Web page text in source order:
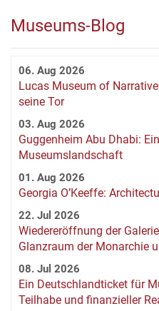
Museums-Blog
06. Aug 2026
Lucas Museum of
seine Tor
03. Aug 2026
Guggenheim Abu Dhabi:
Museumslandschaft
01. Aug 2026
Georgia O’Keeffe:
22. Jul 2026
Wiedereröffnung der
Glanzraum der Monarchie
08. Jul 2026
Ein Deutschlandticket für
Teilhabe und finanzieller